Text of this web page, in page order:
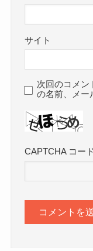
サイト
次回のコメン
の名前、メー
CAPTCHA コード